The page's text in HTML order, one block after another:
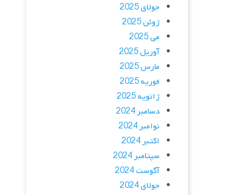
جولای 2025
ژوئن 2025
می 2025
آوریل 2025
مارس 2025
فوریه 2025
ژانویه 2025
دسامبر 2024
نوامبر 2024
اکتبر 2024
سپتامبر 2024
آگوست 2024
جولای 2024